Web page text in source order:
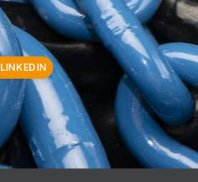
LINKEDIN